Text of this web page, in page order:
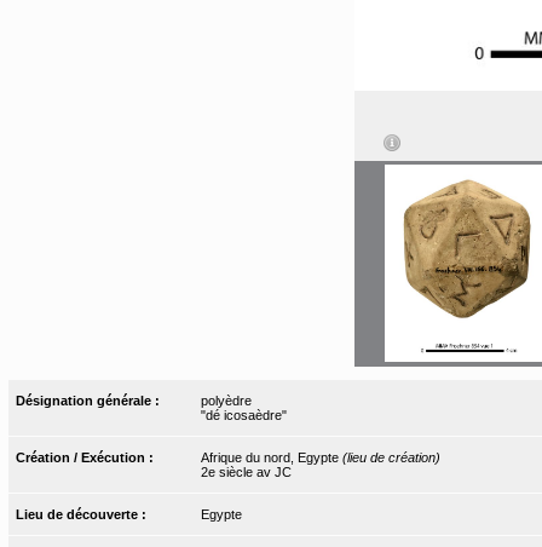
Désignation générale :
polyèdre
"dé icosaèdre"
Création / Exécution : Afrique du nord, Egypte (lieu de création)
2e siècle av JC
Lieu de découverte : Egypte